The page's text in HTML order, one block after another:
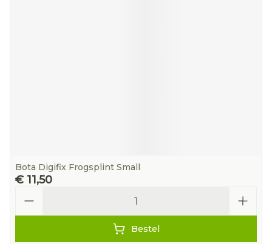
Bota Digifix Frogsplint Small
€ 11,50
Bestel